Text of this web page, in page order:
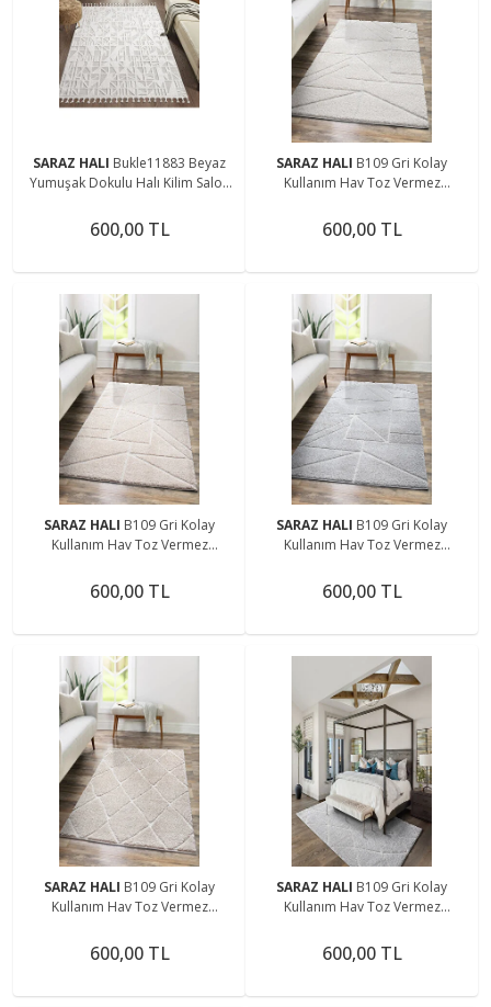
SARAZ HALI Bukle11883 Beyaz
Yumuşak Dokulu Halı Kilim Salon
Dokuma Makine Halısı
600,00 TL
SARAZ HALI B109 Gri Kolay
Kullanım Hav Toz Vermez
Modern Shaggy Halı
600,00 TL
SARAZ HALI B109 Gri Kolay
Kullanım Hav Toz Vermez
Modern Shaggy Halı
600,00 TL
SARAZ HALI B109 Gri Kolay
Kullanım Hav Toz Vermez
Modern Shaggy Halı
600,00 TL
SARAZ HALI B109 Gri Kolay
Kullanım Hav Toz Vermez
Modern Shaggy Halı
600,00 TL
SARAZ HALI B109 Gri Kolay
Kullanım Hav Toz Vermez
Modern Shaggy Halı
600,00 TL